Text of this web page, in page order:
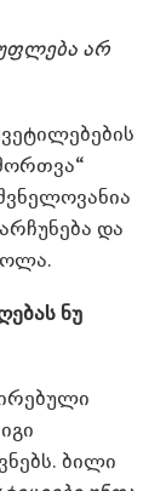
უფლება არ
და
ნუ
ბილი